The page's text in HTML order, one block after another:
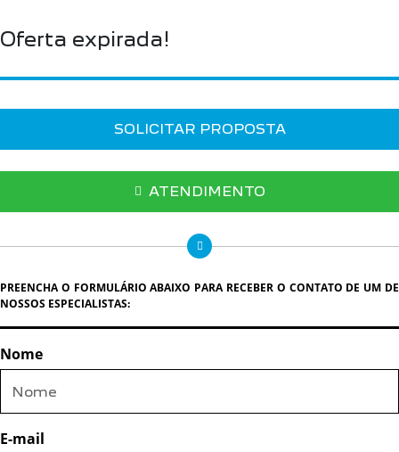
Oferta expirada!
SOLICITAR PROPOSTA
ATENDIMENTO
PREENCHA O FORMULÁRIO ABAIXO PARA RECEBER O CONTATO DE UM DE
NOSSOS ESPECIALISTAS:
Nome
E-mail